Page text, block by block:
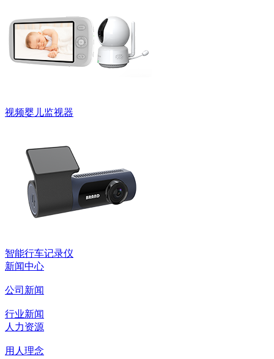
视频婴儿监视器
智能行车记录仪
新闻中心
公司新闻
行业新闻
人力资源
用人理念